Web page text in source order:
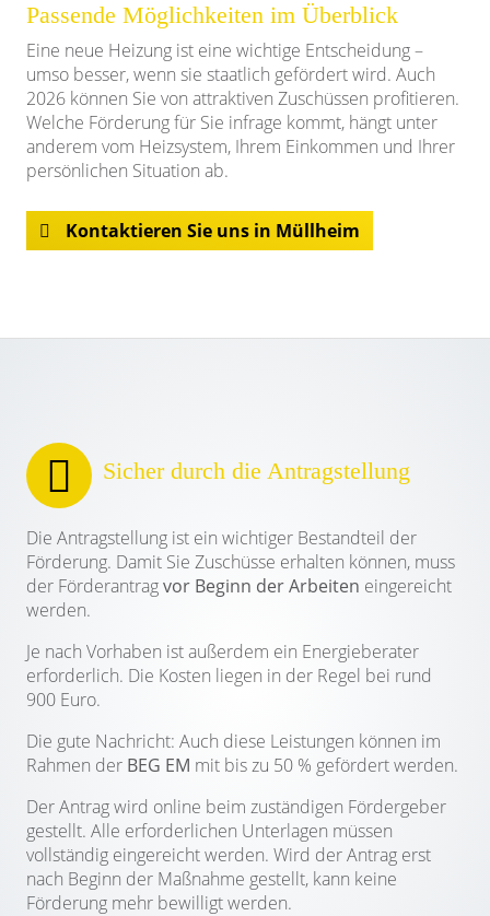
Passende Möglichkeiten im Überblick
Eine neue Heizung ist eine wichtige Entscheidung –
umso besser, wenn sie staatlich gefördert wird. Auch
2026 können Sie von attraktiven Zuschüssen profitieren.
Welche Förderung für Sie infrage kommt, hängt unter
anderem vom Heizsystem, Ihrem Einkommen und Ihrer
persönlichen Situation ab.
Kontaktieren Sie uns in Müllheim
Sicher durch die Antragstellung
Die Antragstellung ist ein wichtiger Bestandteil der
Förderung. Damit Sie Zuschüsse erhalten können, muss
der Förderantragvor Beginn der Arbeiten eingereicht
werden.
Je nach Vorhaben ist außerdem ein Energieberater
erforderlich. Die Kosten liegen in der Regel bei rund
900 Euro.
Die gute Nachricht: Auch diese Leistungen können im
Rahmen der BEG EM mit bis zu 50 % gefördert werden.
Der Antrag wird online beim zuständigen Fördergeber
gestellt. Alle erforderlichen Unterlagen müssen
vollständig eingereicht werden. Wird der Antrag erst
nach Beginn der Maßnahme gestellt, kann keine
Förderung mehr bewilligt werden.